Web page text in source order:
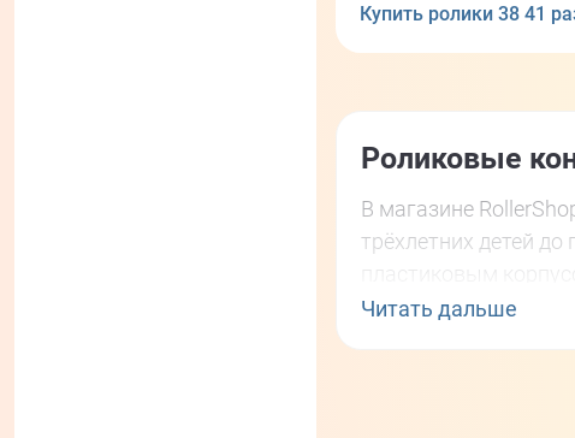
Купить ролики 38 41
Роликовые
В магазине
трёхлетних детей
фиксацию.
Родителям важно
Читать дальше